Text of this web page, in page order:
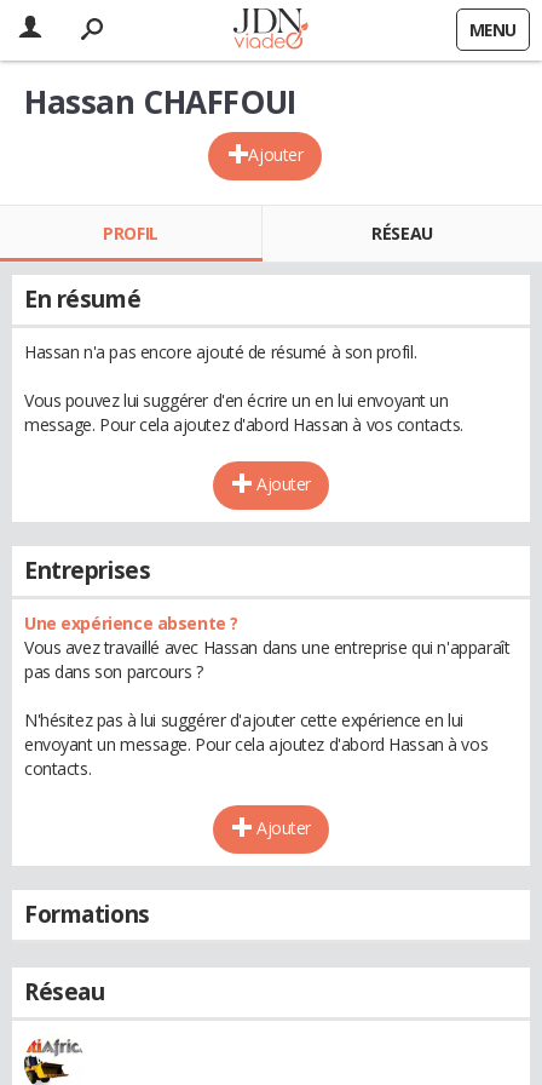
MENU
Ajouter
Hassan CHAFFOUI
PROFIL RÉSEAU
En résumé
Hassan n'a pas encore ajouté de résumé à son profil.
Vous pouvez lui suggérer d'en écrire un en lui envoyant un
message. Pour cela ajoutez d'abord Hassan à vos contacts.
Ajouter
Entreprises
Une expérience absente ?
Vous avez travaillé avec Hassan dans une entreprise qui n'apparaît
pas dans son parcours ?
N'hésitez pas à lui suggérer d'ajouter cette expérience en lui
envoyant un message. Pour cela ajoutez d'abord Hassan à vos
contacts.
Ajouter
Formations
Réseau